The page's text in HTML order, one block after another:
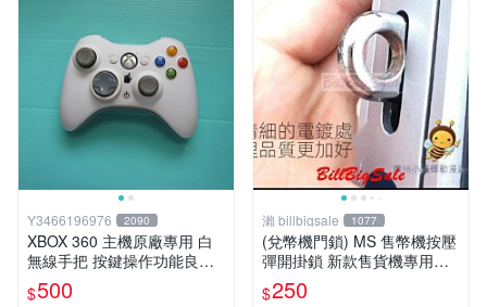
Y3466196976 2090
XBOX 360 主機原廠專用 白
無線手把 按鍵操作功能良好..
如圖
$500
瀨 billbigsale 1077
(兌幣機門鎖) MS 售幣機按壓
彈開掛鎖 新款售貨機專用櫃
門 PP虎娃娃機門鎖
$250